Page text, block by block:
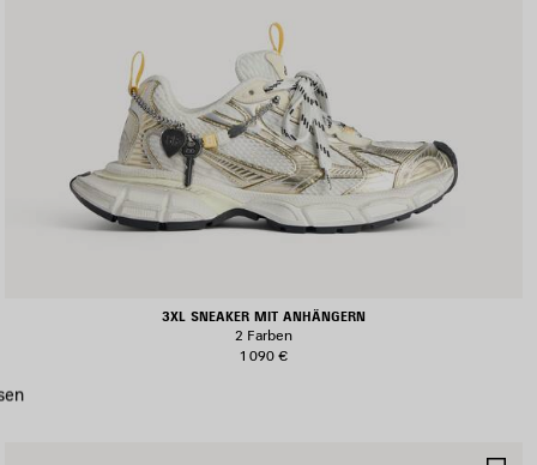
3XL SNEAKER MIT ANHÄNGERN
2 Farben
1 090 €